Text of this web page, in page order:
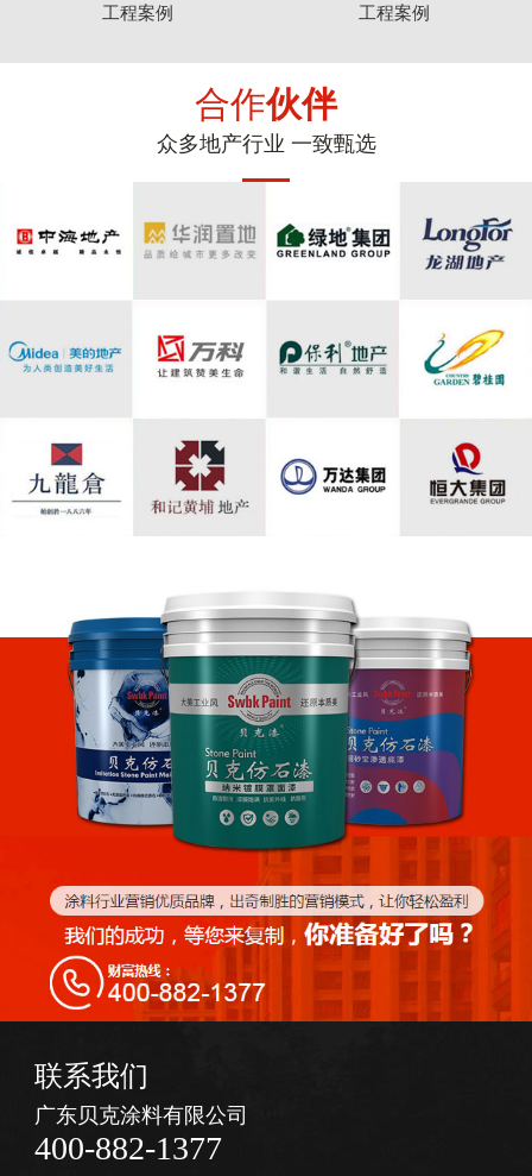
工程案例 工程案例
合作伙伴
众多地产行业 一致甄选
联系我们
广东贝克涂料有限公司
400-882-1377